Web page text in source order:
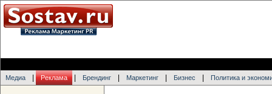
Медиа Реклама Брендинг Маркетинг Бизнес Политика и